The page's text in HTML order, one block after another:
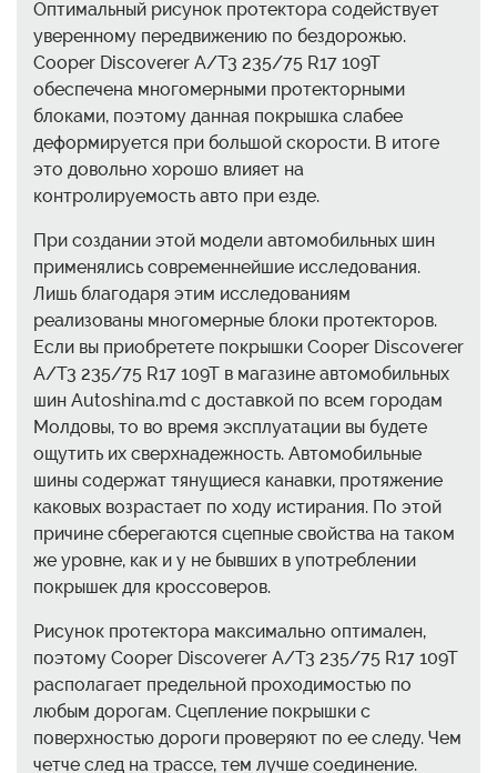
Оптимальный рисунок протектора содействует
уверенному передвижению по бездорожью.
Cooper Discoverer A/T3 235/75 R17 109T
обеспечена многомерными протекторными
блоками, поэтому данная покрышка слабее
деформируется при большой скорости. В итоге
это довольно хорошо влияет на
контролируемость авто при езде.
При создании этой модели автомобильных шин
применялись современнейшие исследования.
Лишь благодаря этим исследованиям
реализованы многомерные блоки протекторов.
Если вы приобретете покрышки Cooper Discoverer
A/T3 235/75 R17 109T в магазине автомобильных
шин Autoshina.md с доставкой по всем городам
Молдовы, то во время эксплуатации вы будете
ощутить их сверхнадежность. Автомобильные
шины содержат тянущиеся канавки, протяжение
каковых возрастает по ходу истирания. По этой
причине сберегаются сцепные свойства на таком
же уровне, как и у не бывших в употреблении
покрышек для кроссоверов.
Рисунок протектора максимально оптимален,
поэтому Cooper Discoverer A/T3 235/75 R17 109T
располагает предельной проходимостью по
любым дорогам. Сцепление покрышки с
поверхностью дороги проверяют по ее следу. Чем
четче след на трассе, тем лучше соединение.